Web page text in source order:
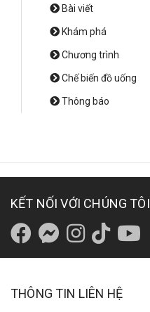
Bài viết
Khám phá
Chương trình
Chế biến đồ uống
Thông báo
KẾT NỐI VỚI CHÚNG TÔI
THÔNG TIN LIÊN HỆ